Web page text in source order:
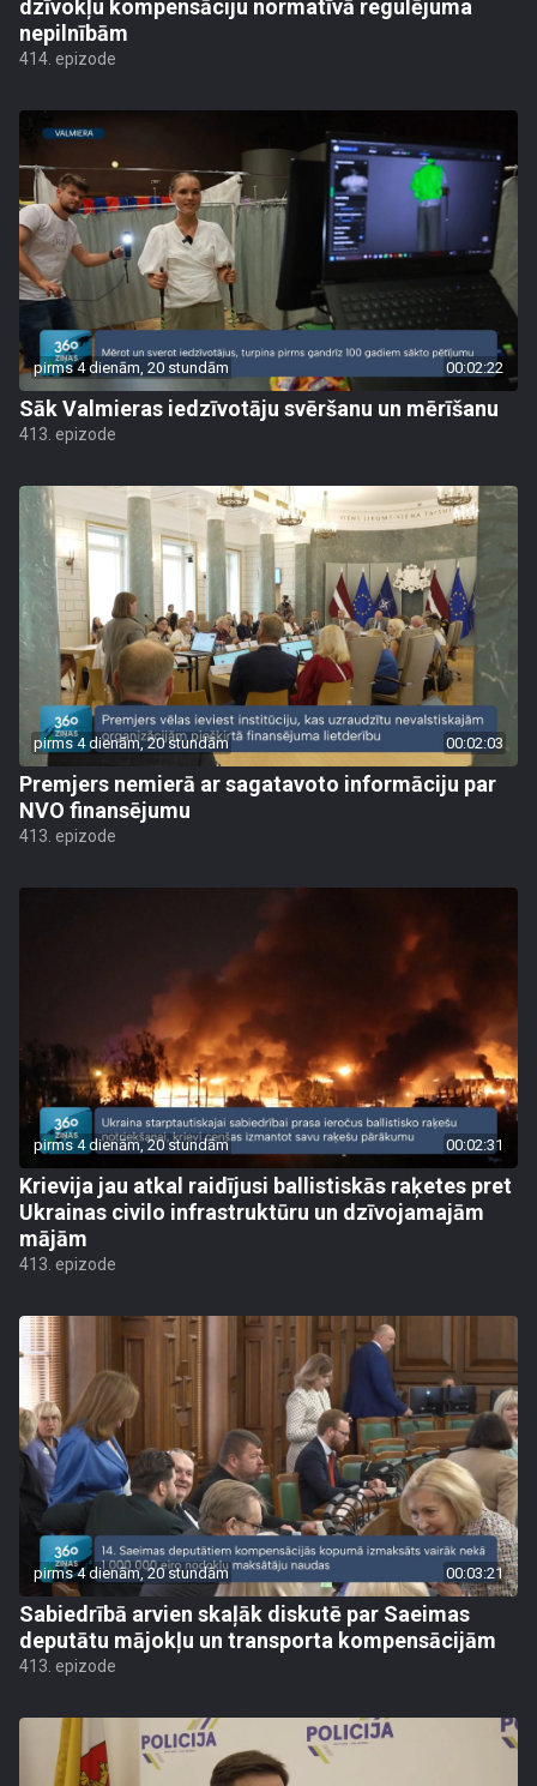
dzīvokļu kompensāciju normatīvā regulējuma
nepilnībām
414. epizode
pirms 4 dienām, 20 stundām 00:02:22
Sāk Valmieras iedzīvotāju svēršanu un mērīšanu
413. epizode
pirms 4 dienām, 20 stundām 00:02:03
Premjers nemierā ar sagatavoto informāciju par
NVO finansējumu
413. epizode
pirms 4 dienām, 20 stundām 00:02:31
Krievija jau atkal raidījusi ballistiskās raķetes pret
Ukrainas civilo infrastruktūru un dzīvojamajām
mājām
413. epizode
pirms 4 dienām, 20 stundām 00:03:21
Sabiedrībā arvien skaļāk diskutē par Saeimas
deputātu mājokļu un transporta kompensācijām
413. epizode